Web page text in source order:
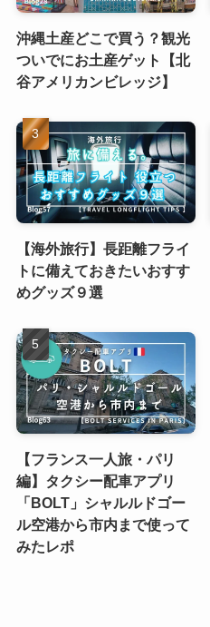
沖縄土産どこで買う？観光
ついでにお土産ゲット【北
谷アメリカンビレッジ】
【海外旅行】長距離フライ
トに備えておきたいおすす
めグッズ９選
【フランス一人旅・パリ
編】タクシー配車アプリ
「BOLT」シャルルドゴー
ル空港から市内まで使って
みたレポ